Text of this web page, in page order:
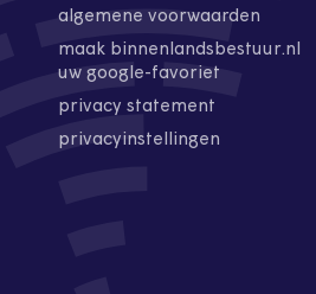
algemene voorwaarden
maak binnenlandsbestuur.nl
uw google-favoriet
privacy statement
privacyinstellingen